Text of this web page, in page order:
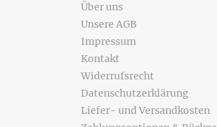
Über uns
Unsere AGB
Impressum
Kontakt
Widerrufsrecht
Datenschutzerklärung
Liefer- und Versandkosten